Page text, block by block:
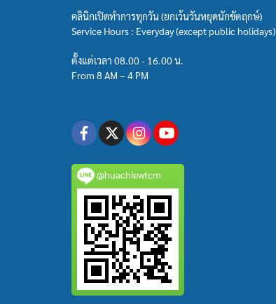
คลินิกเปิดทำการทุกวัน (ยกเว้นวันหยุดนักขัตฤกษ์)
Service Hours : Everyday (except public holidays)
ตั้งแต่เวลา 08.00 - 16.00 น.
From 8 AM – 4 PM
@huachiewtcm